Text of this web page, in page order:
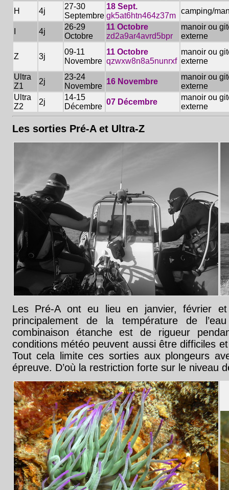
H 4j
27-30
Septembre
18 Sept.
gk5at6htn464z37m
camping/
4j
26-29
Octobre
11 Octobre
zd2a9ar4avrd5bpr
manoir ou
externe
Z 3j
09-11
Novembre
11 Octobre
qzwxw8n8a5nunrxf
manoir ou
externe
Ultra
Z1
2j
23-24
Novembre
16 Novembre
manoir ou
externe
Ultra
Z2
2j
14-15
Décembre
07 Décembre
manoir ou
externe
Les sorties Pré-A et Ultra-Z
Les Pré-A ont eu lieu en janvier, février
principalement de la température de
combinaison étanche est de rigueur
conditions météo peuvent aussi être difficiles
Tout cela limite ces sorties aux plongeurs
épreuve. D’où la restriction forte sur le niveau